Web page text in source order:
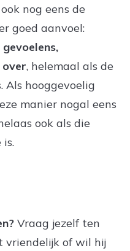
nog eens de
goed aanvoel:
gevoelens,
, helemaal als de
Als hooggevoelig
manier nogal eens
ook als die
Vraag jezelf ten
vriendelijk of wil hij